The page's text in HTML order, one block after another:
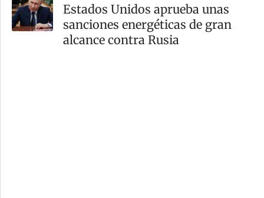
Estados Unidos aprueba unas
sanciones energéticas de gran
alcance contra Rusia